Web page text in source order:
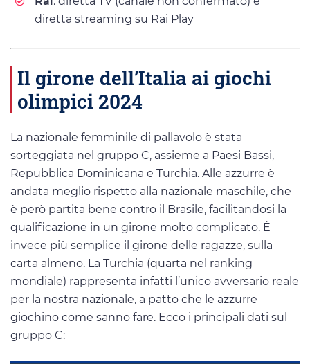
diretta streaming su Rai Play
Il girone dell’Italia ai giochi
olimpici 2024
La nazionale femminile di pallavolo è stata
sorteggiata nel gruppo C, assieme a Paesi Bassi,
Repubblica Dominicana e Turchia. Alle azzurre è
andata meglio rispetto alla nazionale maschile, che
è però partita bene contro il Brasile, facilitandosi la
qualificazione in un girone molto complicato. È
invece più semplice il girone delle ragazze, sulla
carta almeno. La Turchia (quarta nel ranking
mondiale) rappresenta infatti l’unico avversario reale
per la nostra nazionale, a patto che le azzurre
giochino come sanno fare. Ecco i principali dati sul
gruppo C: